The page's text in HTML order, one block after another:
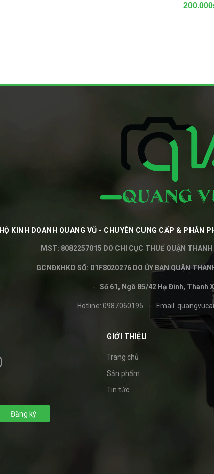
HỘ KINH DOANH QUANG VŨ - CHUYÊN CUNG CẤP & PHÂN
MST: 8082257015 DO CHI CỤC THUẾ QUẬN
GCNĐKHKD SỐ: 01F8020276 DO ỦY BAN QUẬN
Số 61, Ngõ 85/42 Hạ Đình, Thanh
Hotline: 0987060195 - Email:
Đăng ký
GIỚI THIỆU
Trang chủ
Sản phẩm
Tin tức